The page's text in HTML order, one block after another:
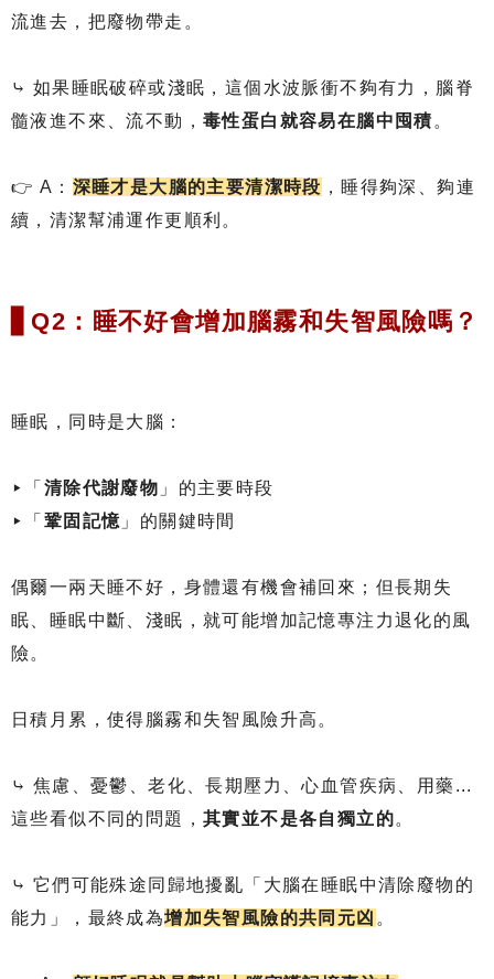
流進去，把廢物帶走。
⤷ 如果睡眠破碎或淺眠，這個水波脈衝不夠有力，腦脊
髓液進不來、流不動， 毒性蛋白就容易在腦中囤積 。
👉 A： 深睡才是大腦的主要清潔時段 ，睡得夠深、夠連
續，清潔幫浦運作更順利。
▋Q2：睡不好會增加腦霧和失智風險嗎？
睡眠，同時是大腦：
▸「 清除代謝廢物 」的主要時段
▸「 鞏固記憶 」的關鍵時間
偶爾一兩天睡不好，身體還有機會補回來；但長期失
眠、睡眠中斷、淺眠，就可能增加記憶專注力退化的風
險。
日積月累，使得腦霧和失智風險升高。
⤷ 焦慮、憂鬱、老化、長期壓力、心血管疾病、用藥...
這些看似不同的問題， 其實並不是各自獨立的。
⤷ 它們可能殊途同歸地擾亂「大腦在睡眠中清除廢物的
能力」，最終成為增加失智風險的共同元凶 。